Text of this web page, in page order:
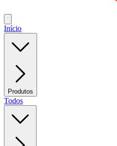
Início
Produtos
Todos